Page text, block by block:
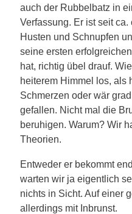
auch der Rubbelbatz in
Verfassung. Er ist seit
Husten und Schnupfen
seine ersten
hat, richtig übel drauf.
heiterem Himmel los, als
Schmerzen oder wär
gefallen. Nicht mal die
beruhigen. Warum? Wir
Theorien.
Entweder er bekommt
warten wir ja eigentlich
nichts in Sicht. Auf einer
allerdings mit Inbrunst.